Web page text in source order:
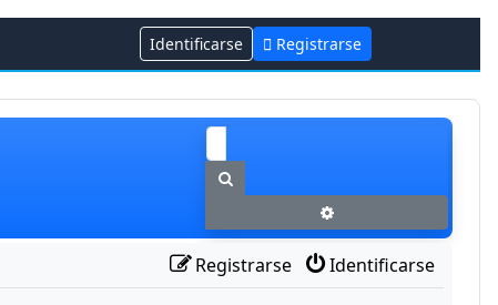
Identificarse Registrarse
Identificarse
Registrarse